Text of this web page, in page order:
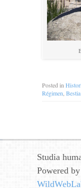
Posted in
Régimen
Studia
Powered by